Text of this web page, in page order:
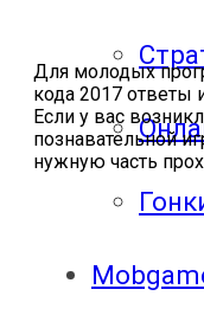
Для молодых
кода 2017 ответы
Если у вас
познавательной
нужную часть